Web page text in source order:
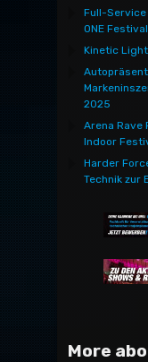
Full-Service
ONE
Kinetic
2025
Arena Rave
Indoor
Harder
Technik zur
More